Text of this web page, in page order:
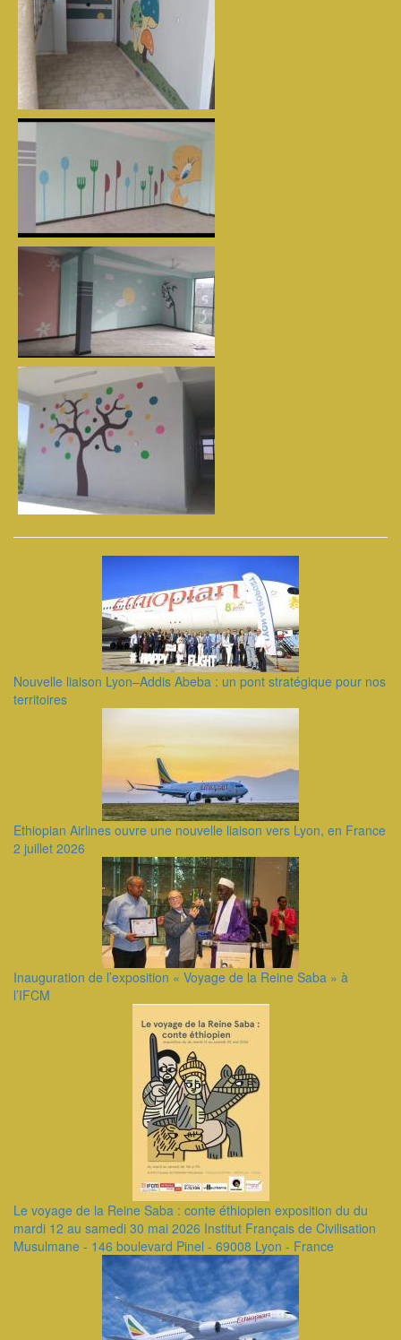
Nouvelle liaison Lyon–Addis Abeba : un pont stratégique pour nos
territoires
Ethiopian Airlines ouvre une nouvelle liaison vers Lyon, en France
2 juillet 2026
Inauguration de l’exposition « Voyage de la Reine Saba » à
l’IFCM
Le voyage de la Reine Saba : conte éthiopien exposition du du
mardi 12 au samedi 30 mai 2026 Institut Français de Civilisation
Musulmane - 146 boulevard Pinel - 69008 Lyon - France